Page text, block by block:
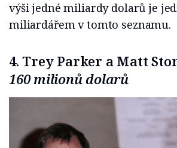
výši jedné miliardy dolarů je
miliardářem v tomto seznamu.
4. Trey Parker a Matt
160 milionů dolarů